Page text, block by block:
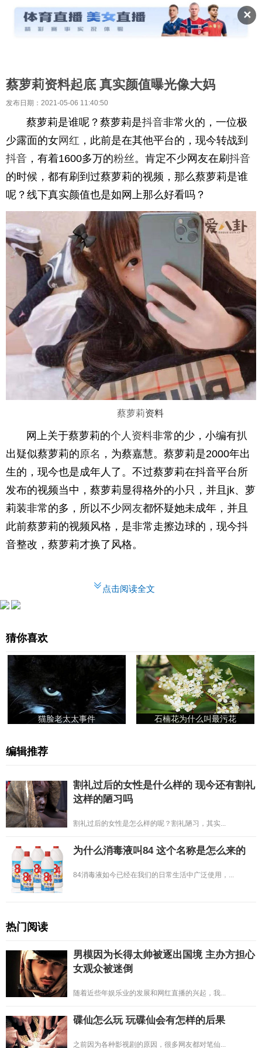
✕
蔡萝莉资料起底 真实颜值曝光像大妈
发布日期：2021-05-06 11:40:50
蔡萝莉是谁呢？蔡萝莉是抖音非常火的，一位极
少露面的女网红 ，此前是在其他平台的，现今转战到
抖音 ，有着1600多万的粉丝。肯定不少网友在刷 抖音
的时候，都有刷到过蔡萝莉的视频，那么蔡萝莉是谁
呢？线下真实颜值也是如网上那么好看吗？
蔡萝莉资料
网上关于蔡萝莉的个人资料非常的少，小编有扒
出疑似蔡萝莉的原名 ，为蔡嘉慧。蔡萝莉是2000年出
生的，现今也是成年人了。不过蔡萝莉在抖音平台所
发布的视频当中，蔡萝莉显得格外的小只，并且jk、萝
莉装非常的多，所以不少网友都怀疑她未成年，并且
此前蔡萝莉的视频风格，是非常走擦边球的，现今抖
音整改，蔡萝莉才换了风格。
点击阅读全文
猜你喜欢
猫脸老太太事件 石楠花为什么叫最污花
编辑推荐
割礼过后的女性是什么样的 现今还有割礼
这样的陋习吗
割礼过后的女性是怎么样的呢？割礼陋习，其实...
为什么消毒液叫84 这个名称是怎么来的
84消毒液如今已经在我们的日常生活中广泛使用，...
热门阅读
男模因为长得太帅被逐出国境 主办方担心
女观众被迷倒
随着近些年娱乐业的发展和网红直播的兴起，我...
碟仙怎么玩 玩碟仙会有怎样的后果
之前因为各种影视剧的原因，很多网友都对笔仙...